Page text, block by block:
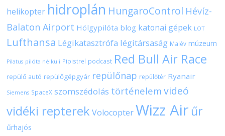
helikopter hidroplán HungaroControl Hévíz-
Balaton Airport Hölgypilóta blog katonai gépek LOT
Lufthansa Légikatasztrófa légitársaság Malév múzeum
Pilatus pilóta nélküli Pipistrel podcast Red Bull Air Race
repülő autó repülőgépgyár repülőnap repülőtér Ryanair
Siemens SpaceX szomszédolás történelem videó
vidéki repterek Volocopter Wizz Air űr
űrhajós